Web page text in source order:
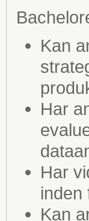
Kan
Har
Har
inden
Kan